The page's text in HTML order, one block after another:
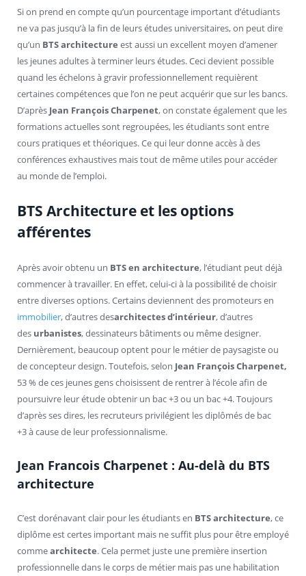
Si on prend en compte qu’un pourcentage important d’étudiants
ne va pas jusqu’à la fin de leurs études universitaires, on peut dire
qu’un BTS architecture est aussi un excellent moyen d’amener
les jeunes adultes à terminer leurs études. Ceci devient possible
quand les échelons à gravir professionnellement requièrent
certaines compétences que l’on ne peut acquérir que sur les bancs.
D’après Jean François Charpenet, on constate également que les
formations actuelles sont regroupées, les étudiants sont entre
cours pratiques et théoriques. Ce qui leur donne accès à des
conférences exhaustives mais tout de même utiles pour accéder
au monde de l’emploi.
BTS Architecture et les options
afférentes
Après avoir obtenu un BTS en architecture, l’étudiant peut déjà
commencer à travailler. En effet, celui-ci à la possibilité de choisir
entre diverses options. Certains deviennent des promoteurs en
immobilier, d’autres desarchitectes d’intérieur, d’autres
des urbanistes,dessinateurs bâtiments ou même designer.
Dernièrement, beaucoup optent pour le métier de paysagiste ou
de concepteur design. Toutefois, selon Jean François Charpenet,
53 % de ces jeunes gens choisissent de rentrer à l’école afin de
poursuivre leur étude obtenir un bac +3 ou un bac +4. Toujours
d’après ses dires, les recruteurs privilégient les diplômés de bac
+3 à cause de leur professionnalisme.
Jean Francois Charpenet : Au-delà du BTS
architecture
C’est dorénavant clair pour les étudiants en BTS architecture, ce
diplôme est certes important mais ne suffit plus pour être employé
commearchitecte. Cela permet juste une première insertion
professionnelle dans le corps de métier mais pas une habilitation